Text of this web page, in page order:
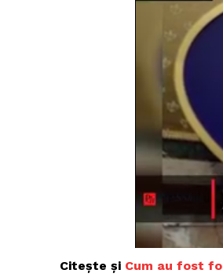
Citește și Cum au fost